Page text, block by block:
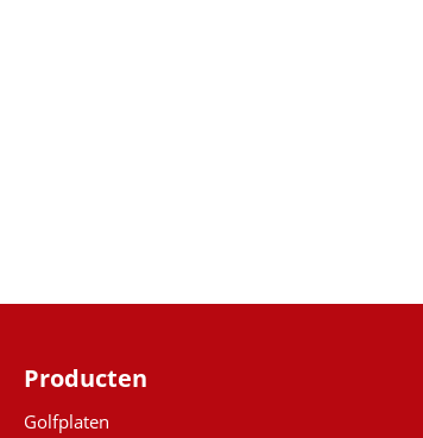
Producten
Golfplaten